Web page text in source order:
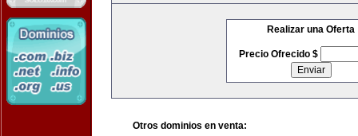
Realizar una Oferta
Precio Ofrecido $
Otros dominios en venta: